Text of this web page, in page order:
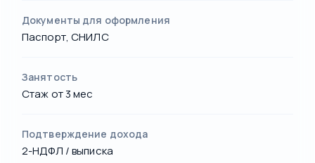
Документы для оформления
Паспорт, СНИЛС
Занятость
Стаж от 3 мес
Подтверждение дохода
2-НДФЛ / выписка